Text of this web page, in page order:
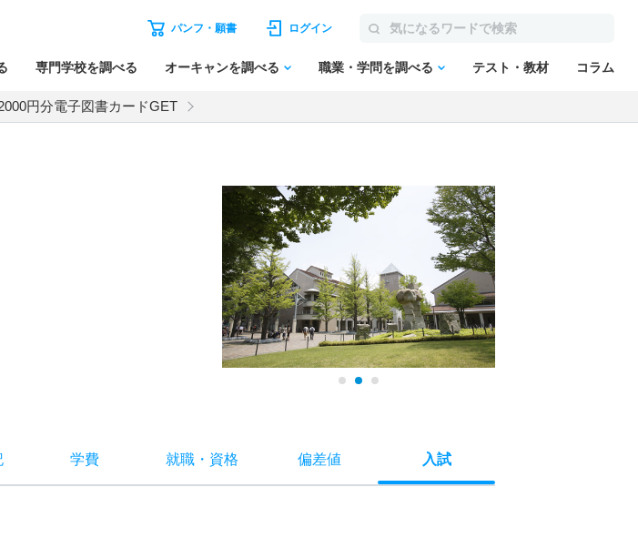
パンフ・願書 ログイン
専門学校を調べる オーキャンを調べる 職業・学問を調べる テスト・教材 コラム
円分電子図書カードGET
学費 就職・ 資格 偏差値 入試